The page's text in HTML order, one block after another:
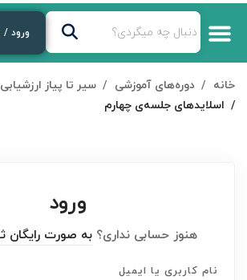
ورود
خانه دوره‌های آموزشی سیر تا پیاز ارزشیابی
اسلایدهای جلسه‌ی چهارم
ورود
هنوز حسابی نداری؟ به صورت رایگان
نام کاربری یا ایمیل